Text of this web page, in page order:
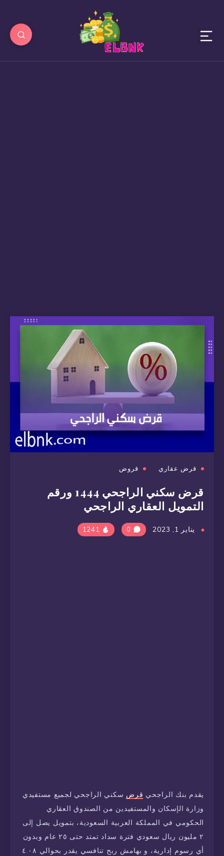
قرض عقاري قروض
قرض سكني الراجحي 1444 ورقم
التمويل العقاري الراجحي
يناير 1, 2023 0
يقدم بنك الراجحي قرض سكني الراجحي لجميع مستفيدي
وزارة الإسكان والمستفيدين من الصندوق العقاري
الحكومي في المملكة العربية السعودية، بتمويل يصل إلى
٢ مليون ريال سعودي فترة سداد تمتد حتى ٢٥ عام وبدون
أي رسوم إدارية، و بهامش ربح تنافسي يقدر بحوالي ٤.٠٨